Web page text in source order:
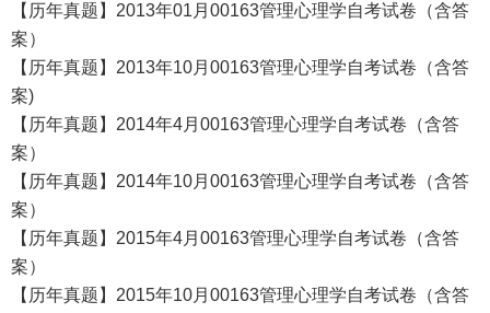
【历年真题】2013年01月00163管理心理学自考试卷（含答
案）
【历年真题】2013年10月00163管理心理学自考试卷（含答
案)
【历年真题】2014年4月00163管理心理学自考试卷（含答
案）
【历年真题】2014年10月00163管理心理学自考试卷（含答
案）
【历年真题】2015年4月00163管理心理学自考试卷（含答
案）
【历年真题】2015年10月00163管理心理学自考试卷（含答